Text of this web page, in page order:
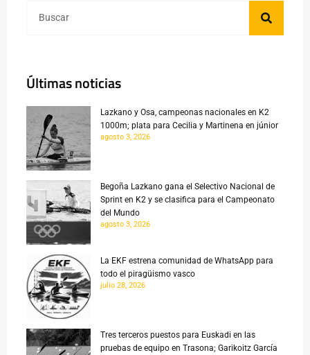
Últimas noticias
Lazkano y Osa, campeonas nacionales en K2
1000m; plata para Cecilia y Martinena en júnior
agosto 3, 2026
Begoña Lazkano gana el Selectivo Nacional de
Sprint en K2 y se clasifica para el Campeonato
del Mundo
agosto 3, 2026
La EKF estrena comunidad de WhatsApp para
todo el piragüismo vasco
julio 28, 2026
Tres terceros puestos para Euskadi en las
pruebas de equipo en Trasona; Garikoitz García